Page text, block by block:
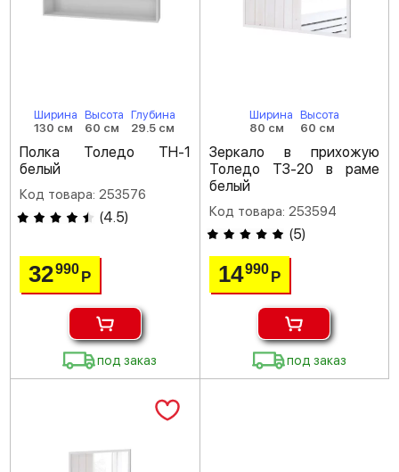
Ширина
130 см
Высота
60 см
Глубина
29.5 см
Полка Толедо ТН-1
белый
Код товара: 253576
(4.5)
32990Р
под заказ
Ширина
80 см
Высота
60 см
Зеркало в прихожую
Толедо ТЗ-20 в раме
белый
Код товара: 253594
(5)
14990 Р
под заказ